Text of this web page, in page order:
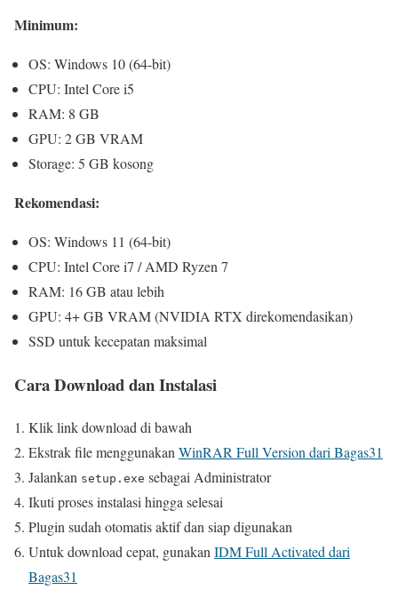
Minimum:
OS: Windows 10 (64-bit)
CPU: Intel Core i5
RAM: 8 GB
GPU: 2 GB VRAM
Storage: 5 GB kosong
Rekomendasi:
OS: Windows 11 (64-bit)
CPU: Intel Core i7 / AMD Ryzen 7
RAM: 16 GB atau lebih
GPU: 4+ GB VRAM (NVIDIA RTX direkomendasikan)
SSD untuk kecepatan maksimal
Cara Download dan Instalasi
Klik link download di bawah
Ekstrak file menggunakanWinRAR Full Version dari Bagas31
Jalankan setup.exe sebagai Administrator
Ikuti proses instalasi hingga selesai
Plugin sudah otomatis aktif dan siap digunakan
Untuk download cepat, gunakanIDM Full Activated dari
Bagas31